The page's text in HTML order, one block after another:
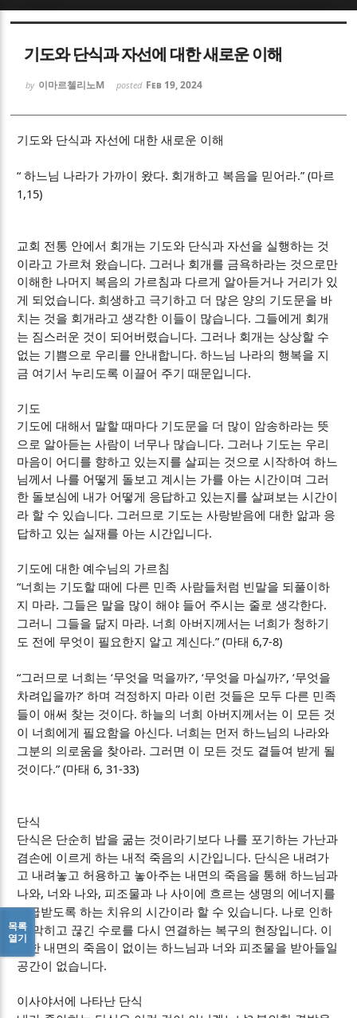
기도와 단식과 자선에 대한 새로운 이해
by 이마르첼리노M posted Feb 19, 2024
기도와 단식과 자선에 대한 새로운 이해
“하느님 나라가 가까이 왔다. 회개하고 복음을 믿어라.” (마르
1,15)
교회 전통 안에서 회개는 기도와 단식과 자선을 실행하는 것
이라고 가르쳐 왔습니다. 그러나 회개를 금욕하라는 것으로만
이해한 나머지 복음의 가르침과 다르게 알아듣거나 거리가 있
게 되었습니다. 희생하고 극기하고 더 많은 양의 기도문을 바
치는 것을 회개라고 생각한 이들이 많습니다. 그들에게 회개
는 짐스러운 것이 되어버렸습니다. 그러나 회개는 상상할 수
없는 기쁨으로 우리를 안내합니다.하느님 나라의 행복을 지
금 여기서 누리도록 이끌어 주기 때문입니다.
기도
기도에 대해서 말할 때마다 기도문을 더 많이 암송하라는 뜻
으로 알아듣는 사람이 너무나 많습니다. 그러나 기도는 우리
마음이 어디를 향하고 있는지를 살피는 것으로 시작하여 하느
님께서 나를 어떻게 돌보고 계시는 가를 아는 시간이며 그러
한 돌보심에 내가 어떻게 응답하고 있는지를 살펴보는 시간이
라 할 수 있습니다. 그러므로 기도는 사랑받음에 대한 앎과 응
답하고 있는 실재를 아는 시간입니다.
기도에 대한 예수님의 가르침
“너희는 기도할 때에 다른 민족 사람들처럼 빈말을 되풀이하
지 마라. 그들은 말을 많이 해야 들어 주시는 줄로 생각한다.
그러니 그들을 닮지 마라. 너희 아버지께서는 너희가 청하기
도 전에 무엇이 필요한지 알고 계신다.” (마태6,7-8)
“그러므로 너희는‘무엇을 먹을까?’, ‘무엇을 마실까?’, ‘무엇을
차려입을까?’하며 걱정하지 마라 이런 것들은 모두 다른 민족
들이 애써 찾는 것이다.하늘의 너희 아버지께서는 이 모든 것
이 너희에게 필요함을 아신다. 너희는 먼저 하느님의 나라와
그분의 의로움을 찾아라. 그러면 이 모든 것도 곁들여 받게 될
것이다.” (마태6, 31-33)
단식
단식은 단순히 밥을 굶는 것이라기보다 나를 포기하는 가난과
겸손에 이르게 하는 내적 죽음의 시간입니다. 단식은 내려가
고 내려놓고 허용하고 놓아주는 내면의 죽음을 통해 하느님과
나와, 너와 나와, 피조물과 나 사이에 흐르는 생명의 에너지를
공급받도록 하는 치유의 시간이라 할 수 있습니다. 나로 인하
여 막히고 끊긴 수로를 다시 연결하는 복구의 현장입니다. 이
러한 내면의 죽음이 없이는 하느님과 너와 피조물을 받아들일
공간이 없습니다.
이사야서에 나타난 단식
목록
열기
Sketchbook5, 스케치북5
Sketchbook5, 스케치북5
Sketchbook5, 스케치북5
Sketchbook5, 스케치북5